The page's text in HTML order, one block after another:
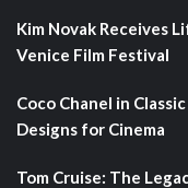
Kim Novak Receives
Venice Film Festival
Coco Chanel in
Designs for Cinema
Tom Cruise: The